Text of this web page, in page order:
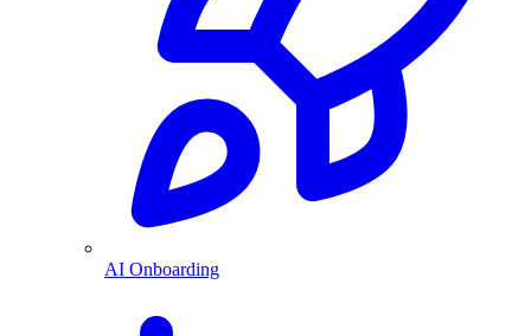
AI Onboarding